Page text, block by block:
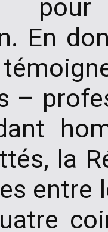
En
–
la
entre